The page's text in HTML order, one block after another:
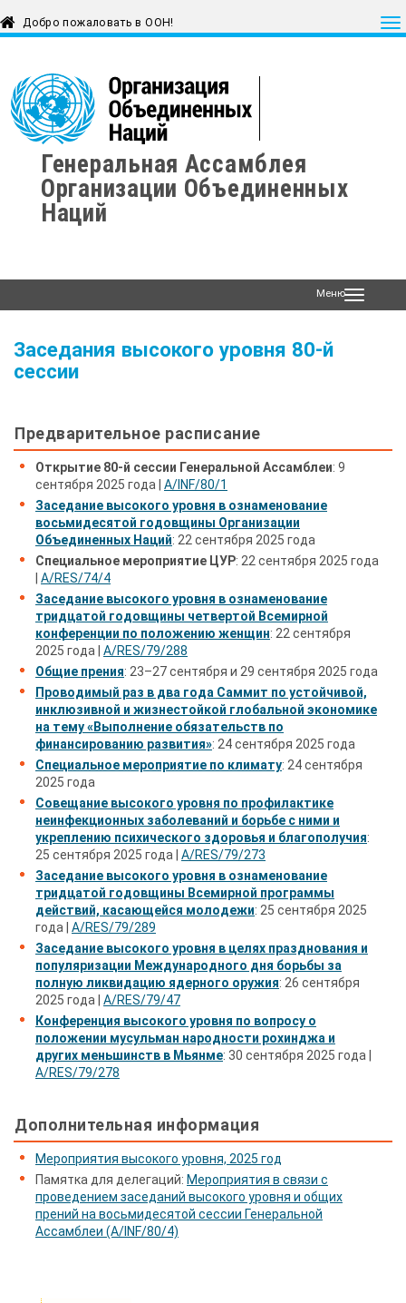
Генеральная Ассамблея
Организации Объединенных
Наций
Меню
Заседания высокого уровня 80-й
сессии
Предварительное расписание
Открытие 80-й сессии Генеральной Ассамблеи: 9
сентября 2025 года | A/INF/80/1
Заседание высокого уровня в ознаменование
восьмидесятой годовщины Организации
Объединенных Наций: 22 сентября 2025 года
Специальное мероприятие ЦУР: 22 сентября 2025 года
A/RES/74/4
Заседание высокого уровня в ознаменование
тридцатой годовщины четвертой Всемирной
конференции по положению женщин: 22 сентября
2025 года | A/RES/79/288
Общие прения: 23–27 сентября и 29 сентября 2025 года
Проводимый раз в два года Саммит по устойчивой,
инклюзивной и жизнестойкой глобальной экономике
на тему «Выполнение обязательств по
финансированию развития»: 24 сентября 2025 года
Специальное мероприятие по климату: 24 сентября
2025 года
Совещание высокого уровня по профилактике
неинфекционных заболеваний и борьбе с ними и
укреплению психического здоровья и благополучия:
25 сентября 2025 года | A/RES/79/273
Заседание высокого уровня в ознаменование
тридцатой годовщины Всемирной программы
действий, касающейся молодежи: 25 сентября 2025
года | A/RES/79/289
Заседание высокого уровня в целях празднования и
популяризации Международного дня борьбы за
полную ликвидацию ядерного оружия: 26 сентября
2025 года | A/RES/79/47
Конференция высокого уровня по вопросу о
положении мусульман народности рохинджа и
других меньшинств в Мьянме: 30 сентября 2025 года |
A/RES/79/278
Дополнительная информация
Мероприятия высокого уровня, 2025 год
Памятка для делегаций: Мероприятия в связи с
проведением заседаний высокого уровня и общих
прений на восьмидесятой сессии Генеральной
Ассамблеи (A/INF/80/4)